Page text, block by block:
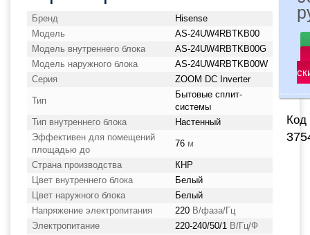
Бренд
Hisense
Модель
AS-24UW4RBTKB00
Модель внутреннего блока
AS-24UW4RBTKB00G
Модель наружного блока
AS-24UW4RBTKB00W
Серия
ZOOM DC Inverter
Тип
Бытовые сплит-
системы
Тип внутреннего блока
Настенный
Эффективен для помещений
площадью до
76 м
Страна производства
КНР
Цвет внутреннего блока
Белый
Цвет наружного блока
Белый
Напряжение электропитания
220 В/фаза/Гц
Электропитание
220-240/50/1 В/Гц/Ф
Код